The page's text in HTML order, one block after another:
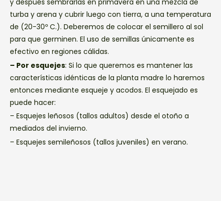
turba y arena y cubrir luego con tierra, a una temperatura
de (20-30º C.). Deberemos de colocar el semillero al sol
para que germinen. El uso de semillas únicamente es
efectivo en regiones cálidas.
– Por esquejes: Si lo que queremos es mantener las
características idénticas de la planta madre lo haremos
entonces mediante esqueje y acodos. El esquejado es
puede hacer:
– Esquejes leñosos (tallos adultos) desde el otoño a
mediados del invierno.
– Esquejes semileñosos (tallos juveniles) en verano.